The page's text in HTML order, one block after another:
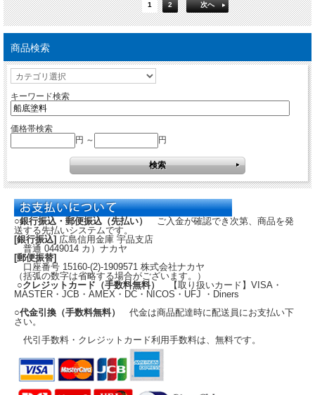
1 2 次へ
商品検索
キーワード検索
価格帯検索
円 ～
円
○銀行振込・郵便振込（先払い）
ご入金が確認でき次第、商品を発
送する先払いシステムです。
[銀行振込] 広島信用金庫 宇品支店
普通 0449014 カ）ナカヤ
[郵便振替]
口座番号 15160-(2)-1909571 株式会社ナカヤ
（括弧の数字は省略する場合がございます。）
○クレジットカード（手数料無料）
【取り扱いカード】VISA・
MASTER・JCB・AMEX・DC・NICOS・UFJ ・Diners
○代金引換（手数料無料） 代金は商品配達時に配送員にお支払い下
さい。
代引手数料・クレジットカード利用手数料は、無料です。